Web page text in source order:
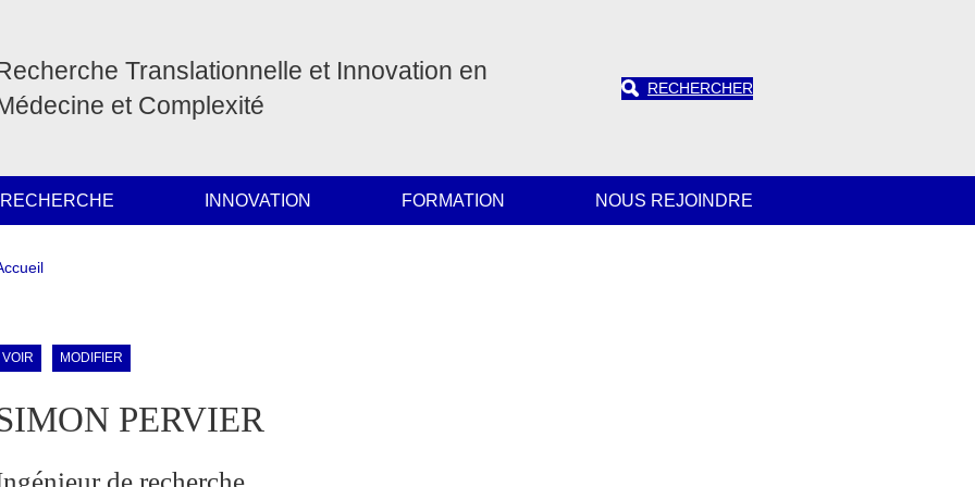
Translationnelle et Innovation en
et Complexité
RECHERCHER
RECHERCHE INNOVATION FORMATION NOUS REJOINDRE
d'Ariane
Sidebar (users/bibcite)
principaux
VOIR MODIFIER
PERVIER